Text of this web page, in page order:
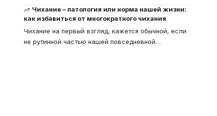
Чихание – патология или норма нашей жизни:
как избавиться от многократного чихания
Чихание на первый взгляд, кажется обычной, если
не рутинной частью нашей повседневной…